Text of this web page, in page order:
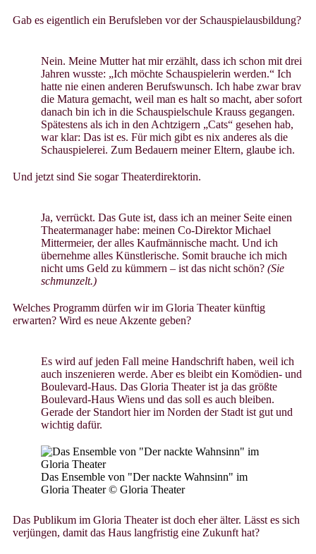
Gab es eigentlich ein Berufsleben vor der Schauspielausbildung?
Nein. Meine Mutter hat mir erzählt, dass ich schon mit drei
Jahren wusste: „Ich möchte Schauspielerin werden.“ Ich
hatte nie einen anderen Berufswunsch. Ich habe zwar brav
die Matura gemacht, weil man es halt so macht, aber sofort
danach bin ich in die Schauspielschule Krauss gegangen.
Spätestens als ich in den Achtzigern „Cats“ gesehen hab,
war klar: Das ist es. Für mich gibt es nix anderes als die
Schauspielerei. Zum Bedauern meiner Eltern, glaube ich.
Und jetzt sind Sie sogar Theaterdirektorin.
Ja, verrückt. Das Gute ist, dass ich an meiner Seite einen
Theatermanager habe: meinen Co-Direktor Michael
Mittermeier, der alles Kaufmännische macht. Und ich
übernehme alles Künstlerische. Somit brauche ich mich
nicht ums Geld zu kümmern – ist das nicht schön? (Sie
schmunzelt.)
Welches Programm dürfen wir im Gloria Theater künftig
erwarten? Wird es neue Akzente geben?
Es wird auf jeden Fall meine Handschrift haben, weil ich
auch inszenieren werde. Aber es bleibt ein Komödien- und
Boulevard-Haus. Das Gloria Theater ist ja das größte
Boulevard-Haus Wiens und das soll es auch bleiben.
Gerade der Standort hier im Norden der Stadt ist gut und
wichtig dafür.
Das Ensemble von "Der nackte Wahnsinn" im
Gloria Theater © Gloria Theater
Das Publikum im Gloria Theater ist doch eher älter. Lässt es sich
verjüngen, damit das Haus langfristig eine Zukunft hat?